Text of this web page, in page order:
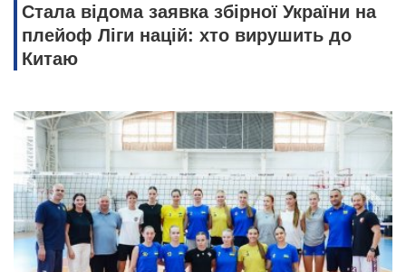
Стала відома заявка збірної України на
плейоф Ліги націй: хто вирушить до
Китаю